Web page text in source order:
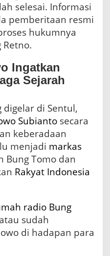
selesai. Informasi
pemberitaan resmi
hukumnya
Ingatkan
Sejarah
digelar di Sentul,
Subianto secara
keberadaan
menjadi markas
Bung Tomo dan
Rakyat Indonesia
radio Bung
sudah
di hadapan para